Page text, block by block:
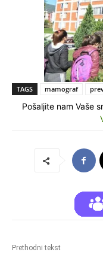
TAGS mamograf
Pošaljite nam Vaše
Prethodni tekst